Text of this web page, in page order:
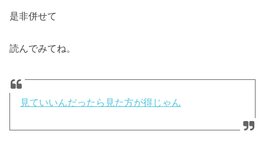
是非併せて
読んでみてね。
見ていいんだったら見た方が得じゃん